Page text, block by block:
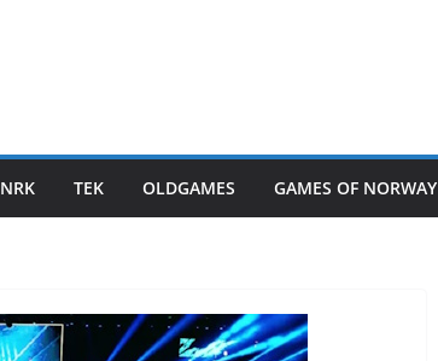
NRK TEK OLDGAMES GAMES OF NORWAY